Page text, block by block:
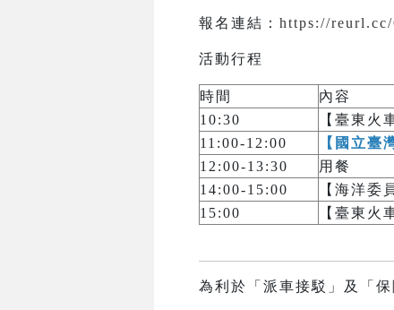
報名連結： https://reurl.cc/
活動行程
時間
內容
10:30
【臺東火
11:00-12:00
【國立臺
12:00-13:30
用餐
14:00-15:00
【海洋委
15:00
【臺東火
為利於「派車接駁」及「